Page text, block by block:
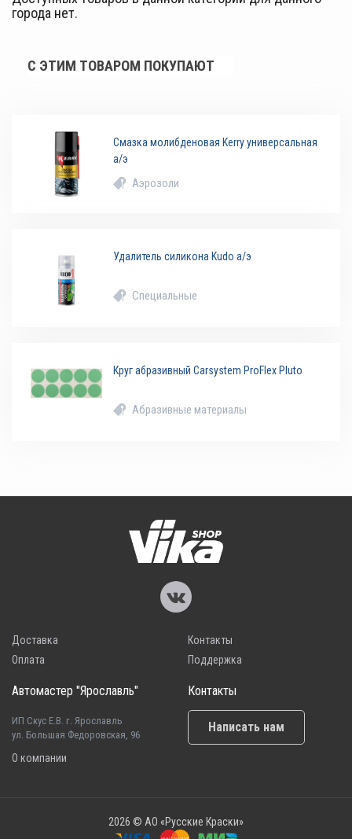
города нет.
С ЭТИМ ТОВАРОМ ПОКУПАЮТ
Смазка молибденовая Kerry универсальная
а/э
Аэрозоли
Удалитель силикона Kudo а/э
Специальные
Круг абразивный Carsystem ProFlex Pluto
Абразивные материалы
Доставка
Оплата
Контакты
Поддержка
Автомастер "Ярославль"
ИП Скус Е.В. г. Ярославль
ул. Большая Федоровская, 96
О компании
Контакты
Написать нам
2026 © АО «Русские Краски»